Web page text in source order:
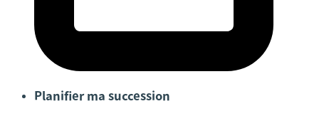
Planifier ma succession